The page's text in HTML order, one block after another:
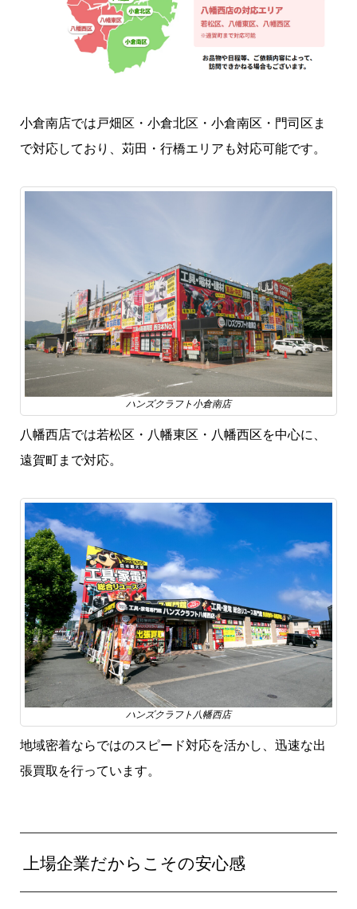
小倉南店では戸畑区・小倉北区・小倉南区・門司区ま
で対応しており、苅田・行橋エリアも対応可能です。
ハンズクラフト小倉南店
八幡西店では若松区・八幡東区・八幡西区を中心に、
遠賀町まで対応。
ハンズクラフト八幡西店
地域密着ならではのスピード対応を活かし、迅速な出
張買取を行っています。
上場企業だからこその安心感